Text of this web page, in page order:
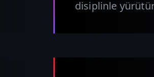
disiplinle